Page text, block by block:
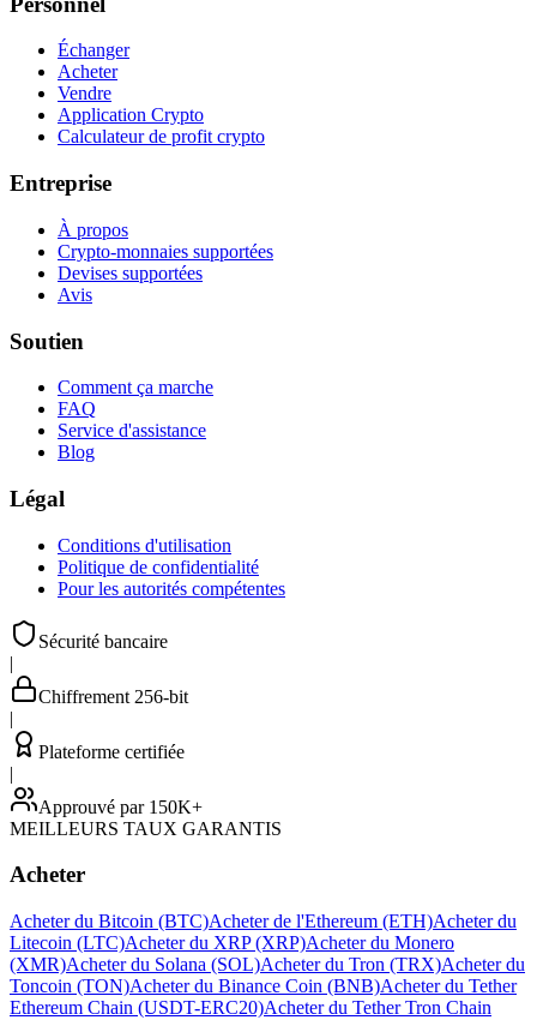
Échanger
Acheter
Vendre
Application Crypto
Calculateur de profit crypto
Entreprise
À propos
Crypto-monnaies supportées
Devises supportées
Avis
Soutien
Comment ça marche
FAQ
Service d'assistance
Blog
Légal
Conditions d'utilisation
Politique de confidentialité
Pour les autorités compétentes
Sécurité bancaire
|
Chiffrement 256-bit
|
Plateforme certifiée
|
Approuvé par 150K+
MEILLEURS TAUX GARANTIS
Acheter
Acheter du Bitcoin (BTC)Acheter de l'Ethereum (ETH)Acheter du
Litecoin (LTC)Acheter du XRP (XRP)Acheter du Monero
(XMR)Acheter du Solana (SOL)Acheter du Tron (TRX)Acheter du
Toncoin (TON)Acheter du Binance Coin (BNB)Acheter du Tether
Ethereum Chain (USDT-ERC20)Acheter du Tether Tron Chain